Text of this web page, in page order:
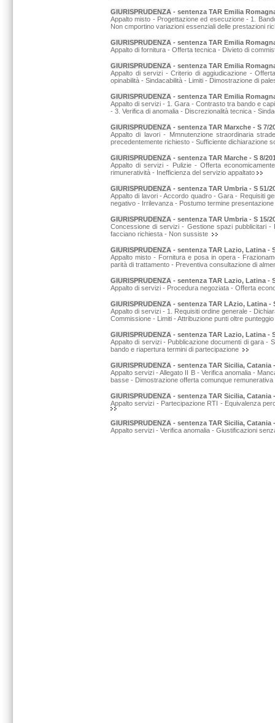
GIURISPRUDENZA - sentenza TAR Emilia
Appalto misto - Progettazione ed esecuzione - 1.
Non cmportino variazioni essenziali delle prestazioni
GIURISPRUDENZA - sentenza TAR Emilia
Appalto di fornitura - Offerta tecnica - Divieto di
GIURISPRUDENZA - sentenza TAR Emilia
Appalto di servizi - Criterio di aggiudicazione -
opinabilità - Sindacabilità - Limiti - Dimostrazione di
GIURISPRUDENZA - sentenza TAR Emilia
Appalto di servizi - 1. Gara - Contrasto tra bando e
- 3. Verifica di anomalia - Discrezionalità tecnica -
GIURISPRUDENZA - sentenza TAR Marxche - S 7/
Appalto di lavori - Mmnutenzione straordinaria
precedentemente richiesto - Sufficiente dichiarazione
GIURISPRUDENZA - sentenza TAR Marche - S 8/
Appalto di servizi - Pulizie - Offerta
rimuneratività - Inefficienza del servizio appaltato
GIURISPRUDENZA - sentenza TAR Umbria - S 51/
Appalto di lavori - Accordo quadro - Gara - Requisiti
negativo - Irrilevanza - Postumo termine
GIURISPRUDENZA - sentenza TAR Umbria - S 15/
Concessione di servizi - Gestione spazi pubblicitari
facciano richiesta - Non sussiste
GIURISPRUDENZA - sentenza TAR Lazio, Latina -
Appalto misto - Fornitura e posa in opera -
parità di trattamento - Preventiva consultazione di
GIURISPRUDENZA - sentenza TAR Lazio, Latina -
Appalto di servizi - Procedura negoziata - Offerta
GIURISPRUDENZA - sentenza TAR LAzio, Latina -
Appalto di servizi - 1. Requisiti ordine generale -
Commissione - Limiti - Attribuzione punti oltre
GIURISPRUDENZA - sentenza TAR Lazio, Latina -
Appalto di servizi - Pubblicazione documenti di gara -
bando e riapertura termini di partecipazione
GIURISPRUDENZA - sentenza TAR Sicilia, Catania
Appalto servizi - Allegato II B - Verifica anomalia -
basse - Dimostrazione offerta comunque
GIURISPRUDENZA - sentenza TAR Sicilia, Catania
Appalto servizi - Partecipazione RTI - Equivalenza
GIURISPRUDENZA - sentenza TAR Sicilia, Catania
Appalto servizi - Verifica anomalia - Giustificazioni